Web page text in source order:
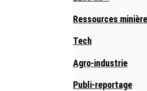
Ressources
Tech
Agro-industrie
Publi-reportage